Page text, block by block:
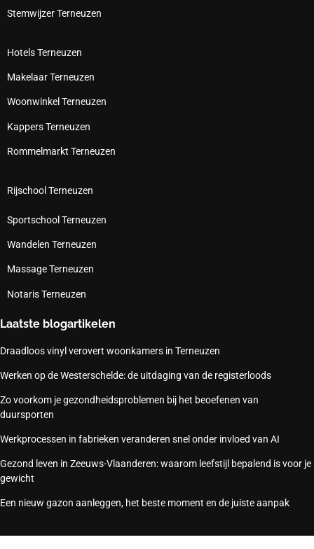
Stemwijzer Terneuzen
Hotels Terneuzen
Makelaar Terneuzen
Woonwinkel Terneuzen
Kappers Terneuzen
Rommelmarkt Terneuzen
Rijschool Terneuzen
Sportschool Terneuzen
Wandelen Terneuzen
Massage Terneuzen
Notaris Terneuzen
Laatste blogartikelen
Draadloos vinyl verovert woonkamers in Terneuzen
Werken op de Westerschelde: de uitdaging van de registerloods
Zo voorkom je gezondheidsproblemen bij het beoefenen van
duursporten
Werkprocessen in fabrieken veranderen snel onder invloed van AI
Gezond leven in Zeeuws-Vlaanderen: waarom leefstijl bepalend is voor je
gewicht
Een nieuw gazon aanleggen, het beste moment en de juiste aanpak